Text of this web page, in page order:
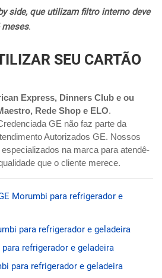
side, que utilizam filtro interno deve
meses.
SEU CARTÃO
Express, Dinners Club e ou
Rede Shop e ELO.
GE não faz parte da
Autorizados GE. Nossos
na marca para atendê-
que o cliente merece.
Morumbi para refrigerador e
para refrigerador e geladeira
refrigerador e geladeira
para refrigerador e geladeira